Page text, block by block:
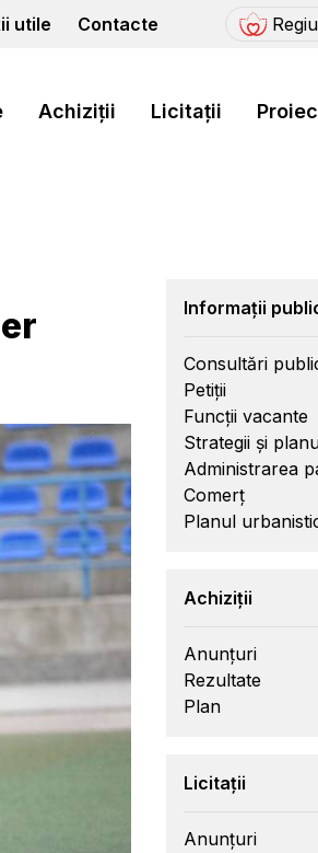
utile Contacte
Achiziții Licitații
Informații
Consultări
Petiții
Funcții vacante
Strategii și
Administrarea
Comerț
Planul
Achiziții
Anunțuri
Rezultate
Plan
Licitații
Anunțuri